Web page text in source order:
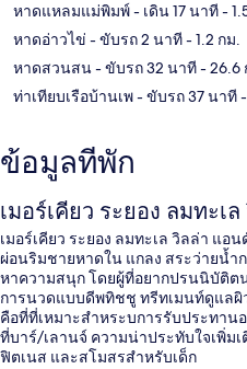
หาดแหลมแม่พิมพ์- เดิน 17 นาที-
หาดอ่าวไข่ - ขับรถ 2 นาที- 1.2 กม.
หาดสวนสน- ขับรถ 32 นาที- 26.6
ท่าเทียบเรือบ้านเพ- ขับรถ 37 นาที
ข้อมูลที่พัก
เมอร์เคียว ระยอง ลมทะเ
เมอร์เคียว ระยอง ลมทะเล วิลล่า แ
ผ่อนริมชายหาดใน แกลง สระว่ายน้ำ
หาความสนุก โดยผู้ที่อยากปรนนิบัติต
การนวดแบบดีพทิชชู ทรีทเมนท์ดูแลผิ
คือที่ที่เหมาะสำหระบการรับประทาน
ที่บาร์/เลานจ์ ความน่าประทับใจเพิ่ม
ฟิตเนส และสโมสรสำหรับเด็ก